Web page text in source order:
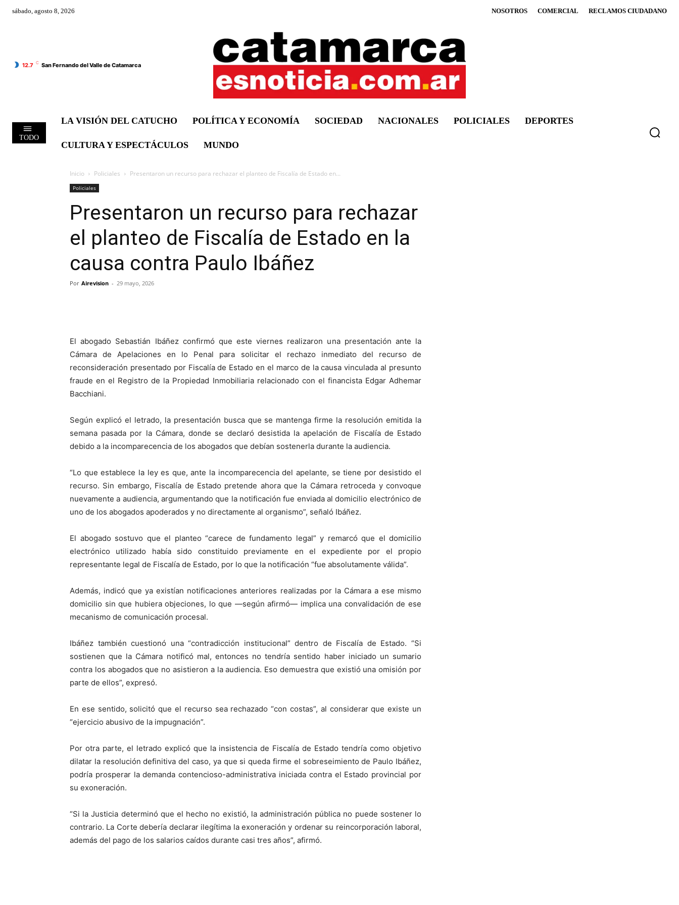
sábado, agosto 8, 2026 NOSOTROS COMERCIAL RECLAMOS CIUDADANO
12.7 C San Fernando del Valle de Catamarca
TODO
LA VISIÓN DEL CATUCHO POLÍTICA Y ECONOMÍA SOCIEDAD NACIONALES POLICIALES DEPORTES
CULTURA Y ESPECTÁCULOS MUNDO
Inicio Policiales Presentaron un recurso para rechazar el planteo de Fiscalía de Estado en...
Policiales
Presentaron un recurso para rechazar
el planteo de Fiscalía de Estado en la
causa contra Paulo Ibáñez
Por Airevision - 29 mayo, 2026
El abogado Sebastián Ibáñez confirmó que este viernes realizaron una presentación ante la
Cámara de Apelaciones en lo Penal para solicitar el rechazo inmediato del recurso de
reconsideración presentado por Fiscalía de Estado en el marco de la causa vinculada al presunto
fraude en el Registro de la Propiedad Inmobiliaria relacionado con el financista Edgar Adhemar
Bacchiani.
Según explicó el letrado, la presentación busca que se mantenga firme la resolución emitida la
semana pasada por la Cámara, donde se declaró desistida la apelación de Fiscalía de Estado
debido a la incomparecencia de los abogados que debían sostenerla durante la audiencia.
“Lo que establece la ley es que, ante la incomparecencia del apelante, se tiene por desistido el
recurso. Sin embargo, Fiscalía de Estado pretende ahora que la Cámara retroceda y convoque
nuevamente a audiencia, argumentando que la notificación fue enviada al domicilio electrónico de
uno de los abogados apoderados y no directamente al organismo”, señaló Ibáñez.
El abogado sostuvo que el planteo “carece de fundamento legal” y remarcó que el domicilio
electrónico utilizado había sido constituido previamente en el expediente por el propio
representante legal de Fiscalía de Estado, por lo que la notificación “fue absolutamente válida”.
Además, indicó que ya existían notificaciones anteriores realizadas por la Cámara a ese mismo
domicilio sin que hubiera objeciones, lo que —según afirmó— implica una convalidación de ese
mecanismo de comunicación procesal.
Ibáñez también cuestionó una “contradicción institucional” dentro de Fiscalía de Estado. “Si
sostienen que la Cámara notificó mal, entonces no tendría sentido haber iniciado un sumario
contra los abogados que no asistieron a la audiencia. Eso demuestra que existió una omisión por
parte de ellos”, expresó.
En ese sentido, solicitó que el recurso sea rechazado “con costas”, al considerar que existe un
“ejercicio abusivo de la impugnación”.
Por otra parte, el letrado explicó que la insistencia de Fiscalía de Estado tendría como objetivo
dilatar la resolución definitiva del caso, ya que si queda firme el sobreseimiento de Paulo Ibáñez,
podría prosperar la demanda contencioso-administrativa iniciada contra el Estado provincial por
su exoneración.
“Si la Justicia determinó que el hecho no existió, la administración pública no puede sostener lo
contrario. La Corte debería declarar ilegítima la exoneración y ordenar su reincorporación laboral,
además del pago de los salarios caídos durante casi tres años”, afirmó.